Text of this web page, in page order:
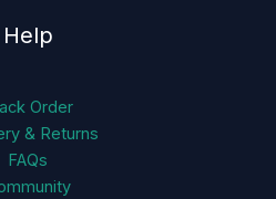
Help
Order
& Returns
FAQs